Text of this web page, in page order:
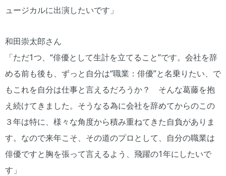
ュージカルに出演したいです」
和田崇太郎さん
「ただ1つ、“俳優として生計を立てること”です。会社を辞
める前も後も、ずっと自分は“職業：俳優”と名乗りたい、で
もこれを自分は仕事と言えるだろうか？ そんな葛藤を抱
え続けてきました。そうなる為に会社を辞めてからのこの
３年は特に、様々な角度から積み重ねてきた自負がありま
す。なので来年こそ、その道のプロとして、自分の職業は
俳優ですと胸を張って言えるよう、飛躍の1年にしたいで
す」